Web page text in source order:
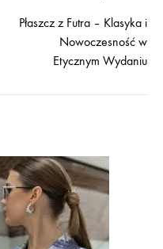
Płaszcz z Futra – Klasyka i
Nowoczesność w
Etycznym Wydaniu